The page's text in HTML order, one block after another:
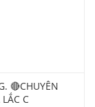
🔴CHUYÊN
C